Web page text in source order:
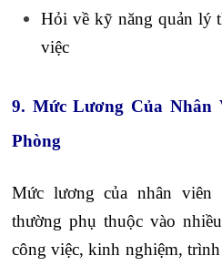
Hỏi về kỹ năng quản lý
việc
9. Mức Lương Của Nhân
Phòng
Mức lương của nhân viên
thường phụ thuộc vào
công việc, kinh nghiệm,